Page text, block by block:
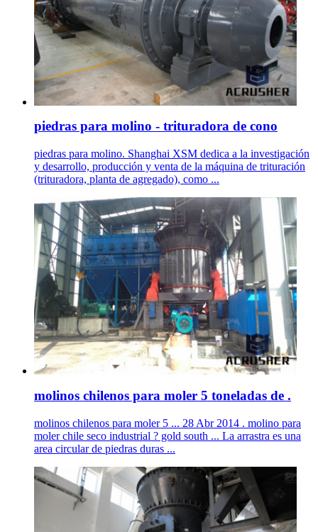
piedras para molino - trituradora de cono
piedras para molino. Shanghai XSM dedica a la investigación
y desarrollo, producción y venta de la máquina de trituración
(trituradora, planta de agregado), como ...
molinos chilenos para moler 5 toneladas de .
molinos chilenos para moler 5 ... 28 Abr 2014 . molino para
moler chile seco industrial ? gold south ... La arrastra es una
area circular de piedras duras ...